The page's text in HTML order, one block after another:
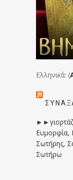
Ελληνικά: (
Ευμορφία,
Σωτήρης,
Σωτήρω